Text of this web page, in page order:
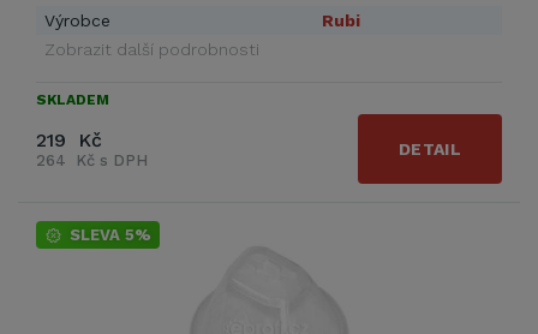
Výrobce
Rubi
Zobrazit další podrobnosti
SKLADEM
219 Kč
264 Kč s DPH
DETAIL
SLEVA 5%